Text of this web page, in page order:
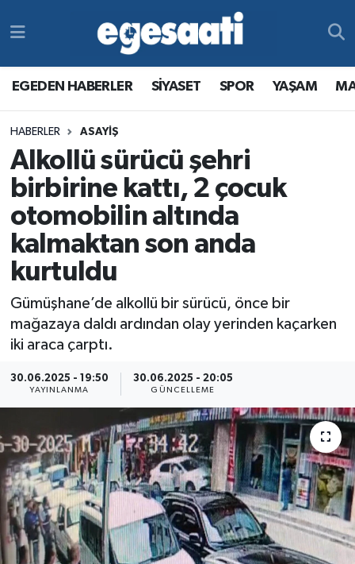
EGEDEN HABERLER SİYASET SPOR YAŞAM
HABERLER ASAYİŞ
Alkollü sürücü şehri
birbirine kattı, 2 çocuk
otomobilin altında
kalmaktan son anda
kurtuldu
Gümüşhane’de alkollü bir sürücü, önce bir
mağazaya daldı ardından olay yerinden kaçarken
iki araca çarptı.
30.06.2025 - 19:50
YAYINLANMA
30.06.2025 - 20:05
GÜNCELLEME
MAGAZİN
RESMİ REKLAMLAR
YAŞAM
MAGAZİN
RESMİ REKLAMLAR
Egemax TV
Süper Lig Puan Durumu ve Fikstür
Tüm Manşetler
Son Dakika Haberleri
Haber Arşivi